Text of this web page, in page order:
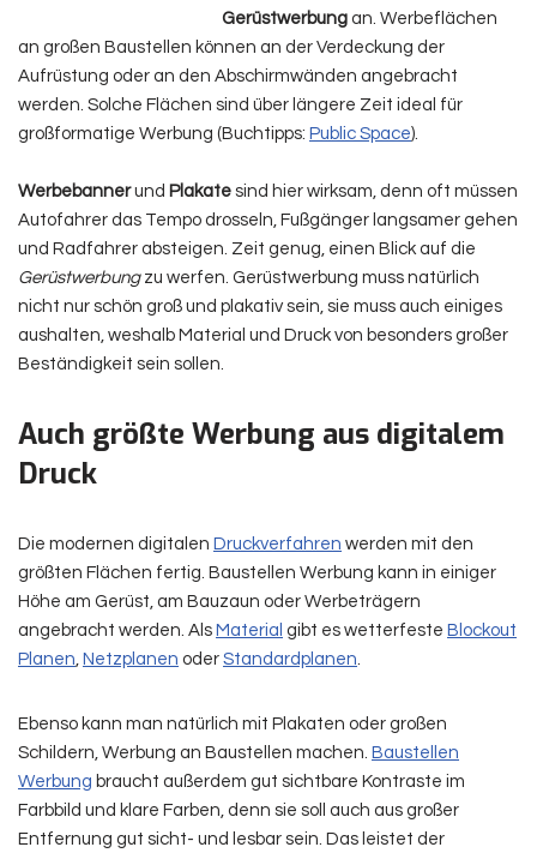
Gerüstwerbung an. Werbeflächen
an großen Baustellen können an der Verdeckung der
Aufrüstung oder an den Abschirmwänden angebracht
werden. Solche Flächen sind über längere Zeit ideal für
großformatige Werbung (Buchtipps: Public Space).
Werbebannerund Plakate sind hier wirksam, denn oft müssen
Autofahrer das Tempo drosseln, Fußgänger langsamer gehen
und Radfahrer absteigen. Zeit genug, einen Blick auf die
Gerüstwerbungzu werfen. Gerüstwerbung muss natürlich
nicht nur schön groß und plakativ sein, sie muss auch einiges
aushalten, weshalb Material und Druck von besonders großer
Beständigkeit sein sollen.
Auch größte Werbung aus digitalem
Druck
Die modernen digitalen Druckverfahren werden mit den
größten Flächen fertig. Baustellen Werbung kann in einiger
Höhe am Gerüst, am Bauzaun oder Werbeträgern
angebracht werden. Als Material gibt es wetterfeste Blockout
Planen, Netzplanen oder Standardplanen.
Ebenso kann man natürlich mit Plakaten oder großen
Schildern, Werbung an Baustellen machen. Baustellen
Werbung braucht außerdem gut sichtbare Kontraste im
Farbbild und klare Farben, denn sie soll auch aus großer
Entfernung gut sicht- und lesbar sein. Das leistet der